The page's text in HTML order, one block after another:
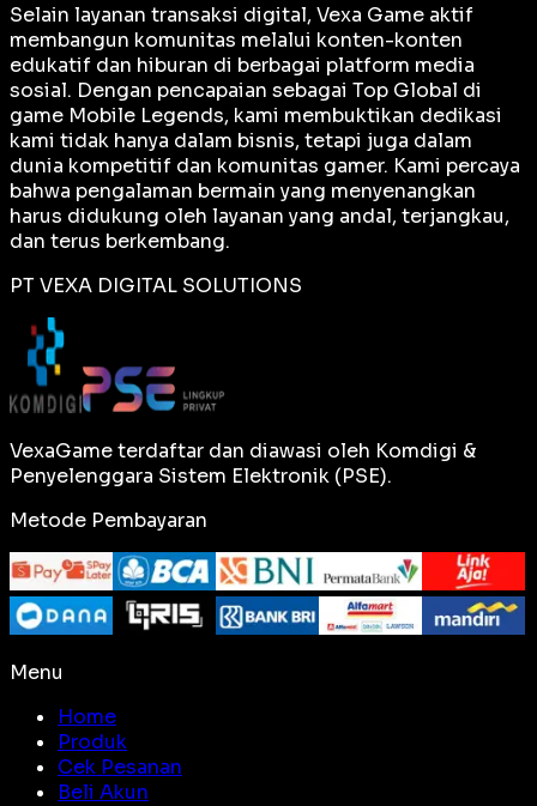
Selain layanan transaksi digital, Vexa Game aktif
membangun komunitas melalui konten-konten
edukatif dan hiburan di berbagai platform media
sosial. Dengan pencapaian sebagai Top Global di
game Mobile Legends, kami membuktikan dedikasi
kami tidak hanya dalam bisnis, tetapi juga dalam
dunia kompetitif dan komunitas gamer. Kami percaya
bahwa pengalaman bermain yang menyenangkan
harus didukung oleh layanan yang andal, terjangkau,
dan terus berkembang.
PT VEXA DIGITAL SOLUTIONS
VexaGame terdaftar dan diawasi oleh Komdigi &
Penyelenggara Sistem Elektronik (PSE).
Metode Pembayaran
Menu
Home
Produk
Cek Pesanan
Beli Akun